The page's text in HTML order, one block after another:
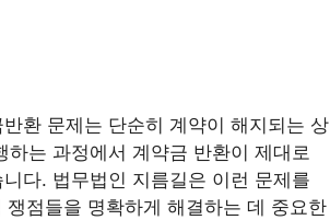
환 문제는 단순히 계약이 해지되는 상
는 과정에서 계약금 반환이 제대로
다. 법무법인 지름길은 이런 문제를
점들을 명확하게 해결하는 데 중요한